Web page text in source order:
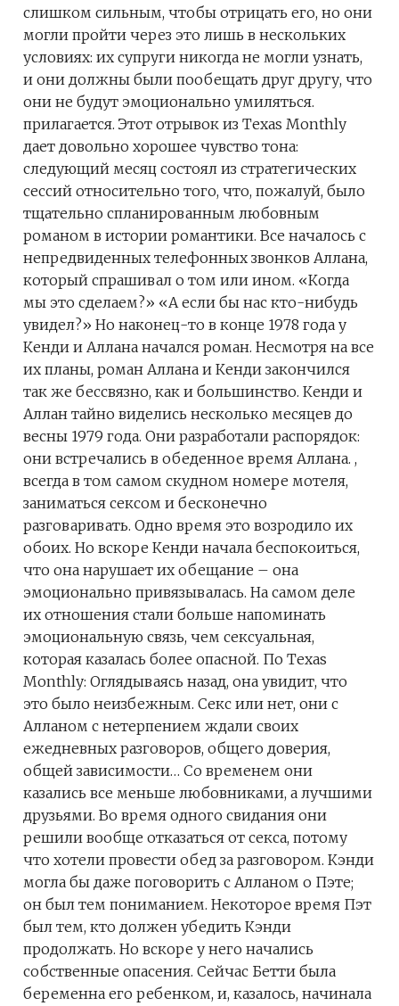
слишком сильным, чтобы отрицать его, но они
могли пройти через это лишь в нескольких
условиях: их супруги никогда не могли узнать,
и они должны были пообещать друг другу, что
они не будут эмоционально умиляться.
прилагается. Этот отрывок из Texas Monthly
дает довольно хорошее чувство тона:
следующий месяц состоял из стратегических
сессий относительно того, что, пожалуй, было
тщательно спланированным любовным
романом в истории романтики. Все началось с
непредвиденных телефонных звонков Аллана,
который спрашивал о том или ином. «Когда
мы это сделаем?» «А если бы нас кто-нибудь
увидел?» Но наконец-то в конце 1978 года у
Кенди и Аллана начался роман. Несмотря на все
их планы, роман Аллана и Кенди закончился
так же бессвязно, как и большинство. Кенди и
Аллан тайно виделись несколько месяцев до
весны 1979 года. Они разработали распорядок:
они встречались в обеденное время Аллана. ,
всегда в том самом скудном номере мотеля,
заниматься сексом и бесконечно
разговаривать. Одно время это возродило их
обоих. Но вскоре Кенди начала беспокоиться,
что она нарушает их обещание – она
эмоционально привязывалась. На самом деле
их отношения стали больше напоминать
эмоциональную связь, чем сексуальная,
которая казалась более опасной. По Texas
Monthly: Оглядываясь назад, она увидит, что
это было неизбежным. Секс или нет, они с
Алланом с нетерпением ждали своих
ежедневных разговоров, общего доверия,
общей зависимости… Со временем они
казались все меньше любовниками, а лучшими
друзьями. Во время одного свидания они
решили вообще отказаться от секса, потому
что хотели провести обед за разговором. Кэнди
могла бы даже поговорить с Алланом о Пэте;
он был тем пониманием. Некоторое время Пэт
был тем, кто должен убедить Кэнди
продолжать. Но вскоре у него начались
собственные опасения. Сейчас Бетти была
беременна его ребенком, и, казалось, начинала